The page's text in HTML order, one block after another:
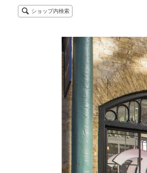
ショップ内検索